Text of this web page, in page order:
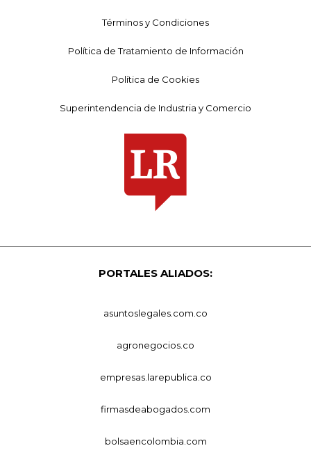
Términos y Condiciones
Política de Tratamiento de Información
Política de Cookies
Superintendencia de Industria y Comercio
PORTALES ALIADOS:
asuntoslegales.com.co
agronegocios.co
empresas.larepublica.co
firmasdeabogados.com
bolsaencolombia.com